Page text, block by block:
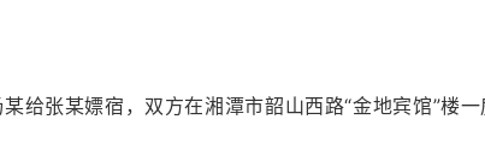
张某嫖宿，双方在湘潭市韶山西路“金地宾馆”楼一